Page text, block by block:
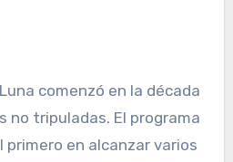
comenzó en la década
no tripuladas. El programa
en alcanzar varios